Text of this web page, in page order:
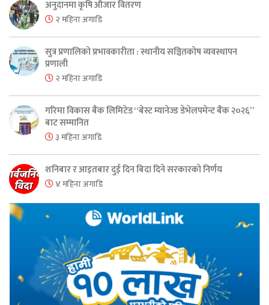
अनुदानमा कृषि औजार वितरण
२ महिना अगाडि
सुत्र प्रणालिको प्रभावकारीता : स्थानीय सञ्चितकोष व्यवस्थापन
प्रणाली
२ महिना अगाडि
गरिमा विकास बैंक लिमिटेड “बेस्ट म्यानेज्ड डेभेलपमेन्ट बैंक २०२६”
बाट सम्मानित
३ महिना अगाडि
शनिबार र आइतबार दुई दिन बिदा दिने सरकारको निर्णय
४ महिना अगाडि